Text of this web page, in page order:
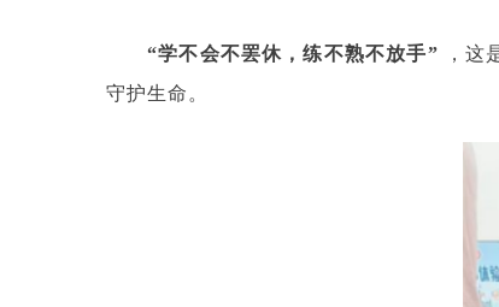
“学不会不罢休，练不熟不放手” ，这
守护生命。